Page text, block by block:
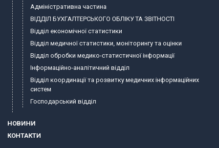
Адміністративна частина
ВІДДІЛ БУХГАЛТЕРСЬКОГО ОБЛІКУ ТА ЗВІТНОСТІ
Відділ економічної статистики
Відділ медичної статистики, моніторингу та оцінки
Відділ обробки медико-статистичної інформації
Інформаційно-аналітичний відділ
Відділ координації та розвитку медичних інформаційних
систем
Господарський відділ
НОВИНИ
КОНТАКТИ